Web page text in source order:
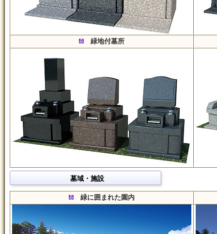
緑地付墓所
墓域・施設
緑に囲まれた園内